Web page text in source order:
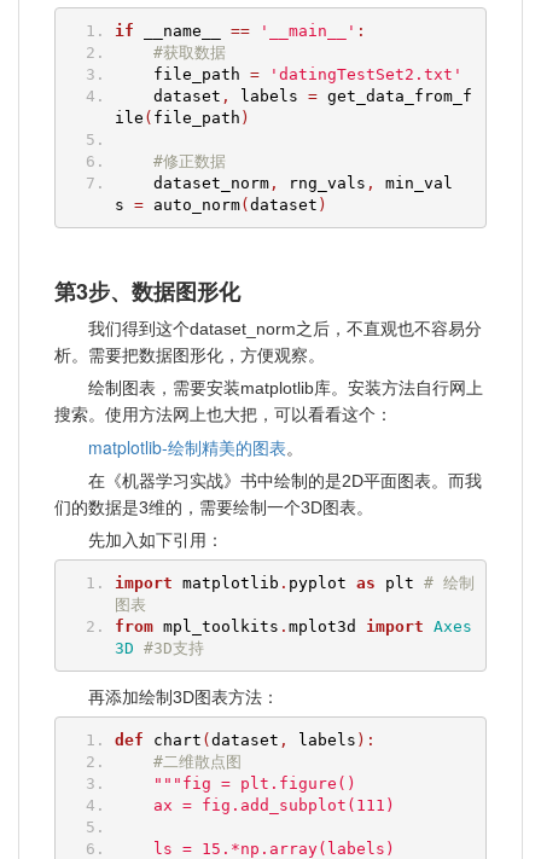
if __name__ == '__main__' :
#获取数据
file_path =
'datingTestSet2.txt'
dataset , labels = get_data_from_f
ile ( file_path )
#修正数据
dataset_norm, rng_vals ,
min_val
s = auto_norm( dataset )
第3步、数据图形化
我们得到这个dataset_norm之后，不直观也不容易分
析。需要把数据图形化，方便观察。
绘制图表，需要安装matplotlib库。安装方法自行网上
搜索。使用方法网上也大把，可以看看这个：
matplotlib-绘制精美的图表。
在《机器学习实战》书中绘制的是2D平面图表。而我
们的数据是3维的，需要绘制一个3D图表。
先加入如下引用：
import matplotlib . pyplot as plt # 绘制
图表
from mpl_toolkits . mplot3d import Axes
3D #3D支持
再添加绘制3D图表方法：
def chart ( dataset , labels ):
#二维散点图
"""fig = plt.figure()
ax = fig.add_subplot(111)
ls = 15.*np.array(labels)